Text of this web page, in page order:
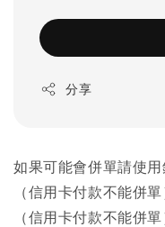
分享
如果可能會併單請使
（信用卡付款不能併單
（信用卡付款不能併單